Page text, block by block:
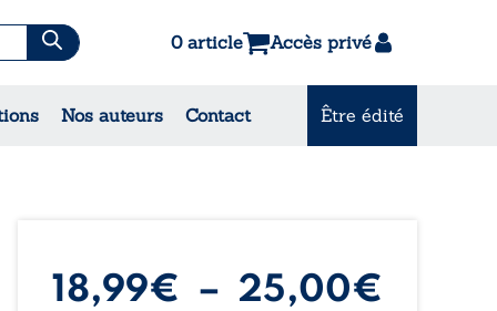
0 article Accès privé
Nos auteurs Contact Être édité
& Contes
18,99€ – 25,00€